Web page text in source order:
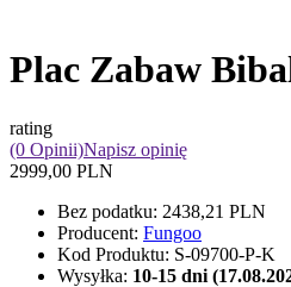
Plac Zabaw
rating
(0 Opinii)Napisz opinię
2999,00 PLN
Bez podatku: 2438,21 PLN
Producent: Fungoo
Kod Produktu: S-09700-P-K
Wysyłka: 10-15 dni